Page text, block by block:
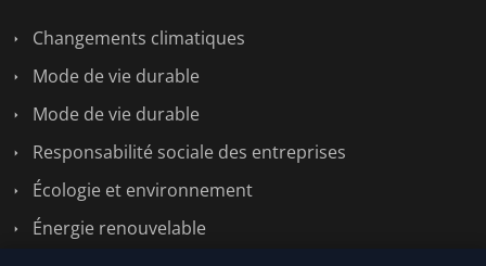
Changements climatiques
Mode de vie durable
Mode de vie durable
Responsabilité sociale des entreprises
Écologie et environnement
Énergie renouvelable